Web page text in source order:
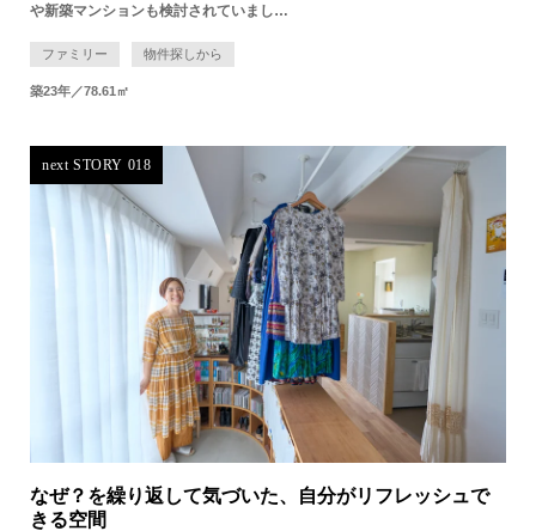
や新築マンションも検討されていまし…
ファミリー 物件探しから
築23年／78.61㎡
next STORY 018
なぜ？を繰り返して気づいた、自分がリフレッシュで
きる空間